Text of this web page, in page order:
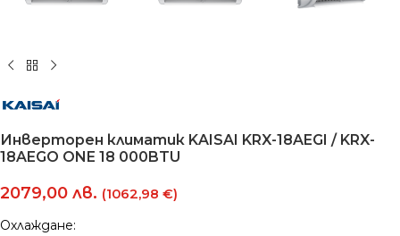
Инверторен климатик KAISAI KRX-18AEGI / KRX-
18AEGO ONE 18 000BTU
2079,00 лв. (1062,98 €)
Охлаждане: